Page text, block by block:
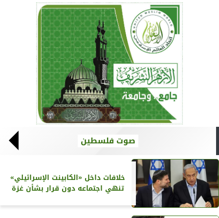
صوت فلسطين
خلافات داخل «الكابينت الإسرائيلي»
تنهي اجتماعه دون قرار بشأن غزة